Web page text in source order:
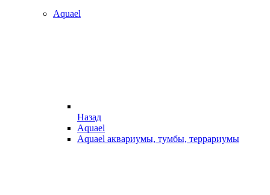
Aquael
Назад
Aquael
Aquael аквариумы, тумбы, террариумы